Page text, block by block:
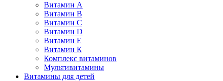
Витамин А
Витамин В
Витамин С
Витамин D
Витамин Е
Витамин К
Комплекс витаминов
Мультивитамины
Витамины для детей